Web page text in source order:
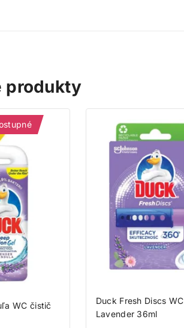
produkty
WC čistič
Duck Fresh Discs WC
Lavender 36ml